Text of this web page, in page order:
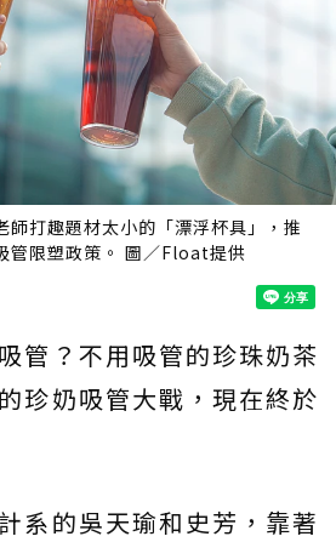
師打趣題材太小的「漂浮杯具」，推
管限塑政策。 圖／Float提供
管？不用吸管的珍珠奶茶
珍奶吸管大戰，現在終於
系的吳天瑜和史芳，靠著